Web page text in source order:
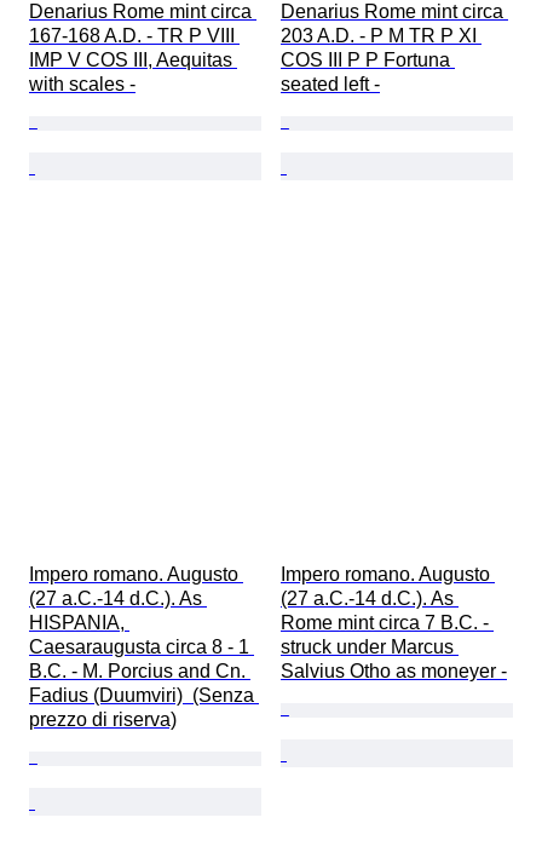
Denarius Rome mint circa
167-168 A.D. - TR P VIII
IMP V COS III, Aequitas
with scales -
Denarius Rome mint circa
203 A.D. - P M TR P XI
COS III P P Fortuna
seated left -
Impero romano. Augusto
(27 a.C.-14 d.C.). As
HISPANIA,
Caesaraugusta circa 8 - 1
B.C. - M. Porcius and Cn.
Fadius (Duumviri)  (Senza
prezzo di riserva)
Impero romano. Augusto
(27 a.C.-14 d.C.). As
Rome mint circa 7 B.C. -
struck under Marcus
Salvius Otho as moneyer -